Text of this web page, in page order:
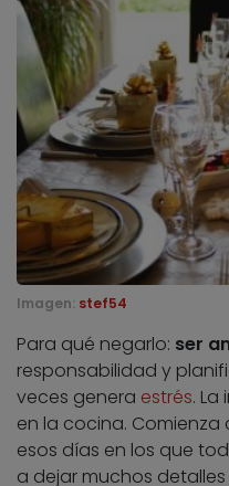
Imagen: stef54
Para qué negarlo: ser
responsabilidad y
veces genera estrés.
en la cocina.
esos días en los que
a dejar muchos